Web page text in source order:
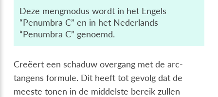
Deze mengmodus wordt in het Engels
“Penumbra C” en in het Nederlands
“Penumbra C” genoemd.
Creëert een schaduw overgang met de arc-
tangens formule. Dit heeft tot gevolg dat de
meeste tonen in de middelste bereik zullen